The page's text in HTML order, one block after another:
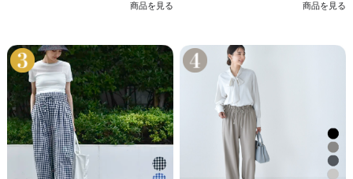
商品を見る 商品を見る